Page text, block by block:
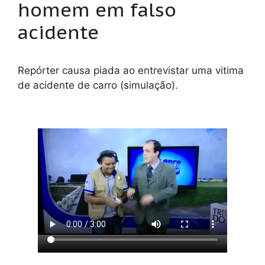
homem em falso
acidente
Repórter causa piada ao entrevistar uma vitima
de acidente de carro (simulação).